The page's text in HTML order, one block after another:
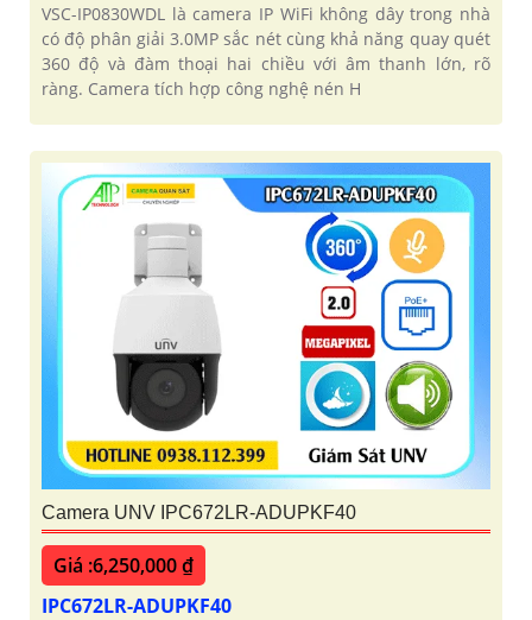
VSC-IP0830WDL là camera IP WiFi không dây trong nhà
có độ phân giải 3.0MP sắc nét cùng khả năng quay quét
360 độ và đàm thoại hai chiều với âm thanh lớn, rõ
ràng. Camera tích hợp công nghệ nén H
Camera UNV IPC672LR-ADUPKF40
Giá :6,250,000 ₫
IPC672LR-ADUPKF40